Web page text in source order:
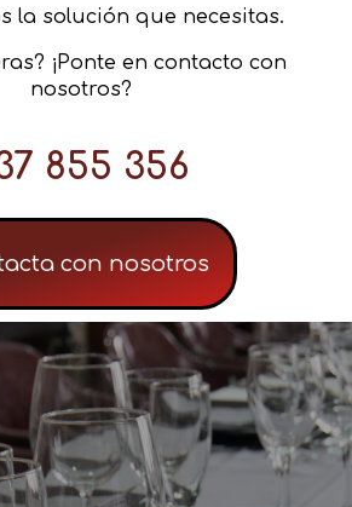
la solución que necesitas.
¡Ponte en contacto con
nosotros?
855 356
con nosotros